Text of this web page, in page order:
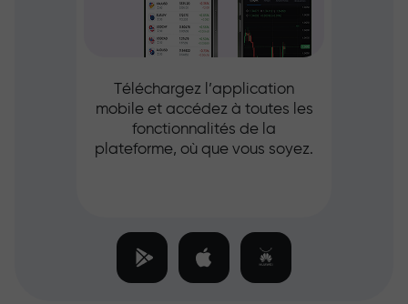
Téléchargez l’application
mobile et accédez à toutes les
fonctionnalités de la
plateforme, où que vous soyez.